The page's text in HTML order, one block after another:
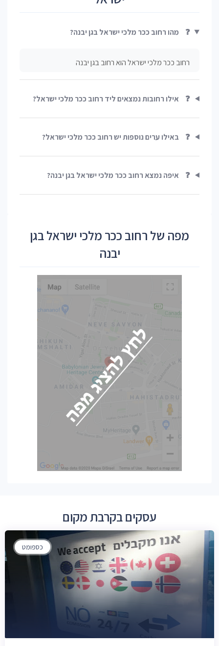
❓ מהו רחוב ככר מלכי ישראל בגן יבנה?
רחוב ככר מלכי ישראל הוא רחוב בגן יבנה
❓ אילו רחובות נמצאים ליד רחוב ככר מלכי ישראל?
❓ באילו ערים נוספות יש רחוב ככר מלכי ישראל?
❓ איפה נמצא רחוב ככר מלכי ישראל בגן יבנה?
מפה של רחוב ככר מלכי ישראל בגן
יבנה
עסקים בקרבת מקום
כספומט